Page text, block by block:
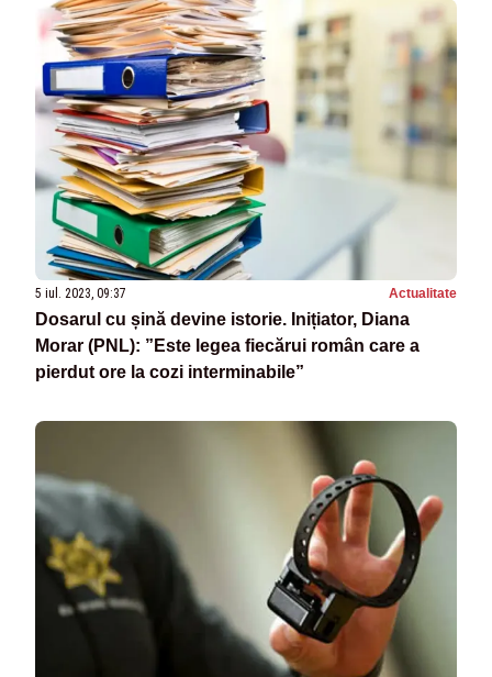
5 iul. 2023, 09:37 Actualitate
Dosarul cu șină devine istorie. Inițiator, Diana
Morar (PNL): ”Este legea fiecărui român care a
pierdut ore la cozi interminabile”